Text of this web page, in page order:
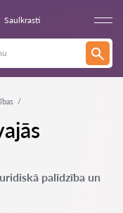
Saulkrasti
palīdzība un